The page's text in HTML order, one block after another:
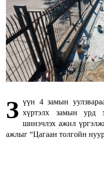
З үүн 4 замын
хүртэлх замын урд
шинэчлэх ажил
ажлыг “Цагаан толгойн